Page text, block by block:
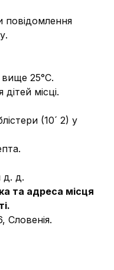
повідомлення
вище 25°С.
місці.
(10´ 2) у
д. д.
та адреса місця
Словенія.